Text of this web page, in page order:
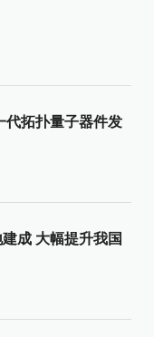
代拓扑量子器件发
成 大幅提升我国